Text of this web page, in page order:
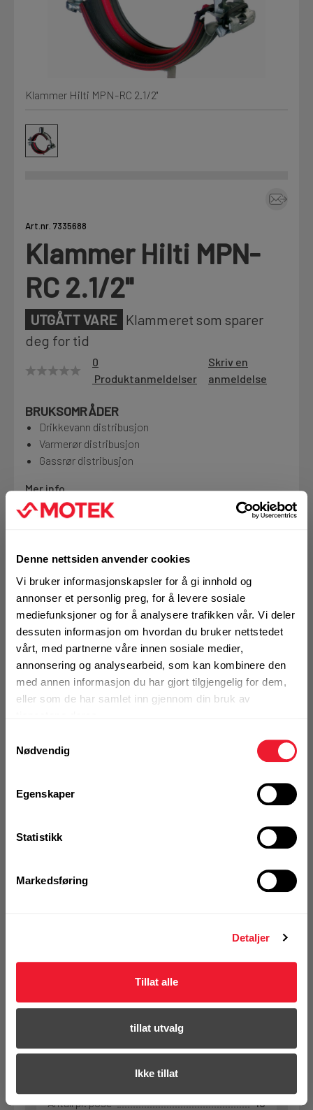
Denne nettsiden anvender cookies
Vi bruker informasjonskapsler for å gi innhold og
annonser et personlig preg, for å levere sosiale
mediefunksjoner og for å analysere trafikken vår. Vi deler
dessuten informasjon om hvordan du bruker nettstedet
vårt, med partnerne våre innen sosiale medier,
annonsering og analysearbeid, som kan kombinere den
med annen informasjon du har gjort tilgjengelig for dem,
eller som de har samlet inn gjennom din bruk av
Nødvendig
Egenskaper
Statistikk
Markedsføring
Detaljer
Tillat alle
tillat utvalg
Ikke tillat
Kjemi, vindsperre og branntetting
Fag
Motek
Kontakt og åpningstider
Kontakt
Kvalitetsprodukter til ekstra gode priser
Produktnyheter
Siste nytt om dine favorittprodukter
Mine henvendelser
Prislister
Firmainformasjon
LOGG UT
Klammer Hilti MPN-RC 2.1/2''
Art.nr. 7335688
Klammer Hilti MPN-
RC 2.1/2''
UTGÅTT VARE Klammeret som sparer
deg for tid
0
Produktanmeldelser
Skriv en
anmeldelse
BRUKSOMRÅDER
Drikkevann distribusjon
Varmerør distribusjon
Gassrør distribusjon
Mer info
Denne varen finnes ikke lenger i
vårt sortiment
Se erstatningsprodukt
Klammer Hilti MPN-RC 101,6
Overflatebehandling
Elforsinket
Antall pr. pose
10